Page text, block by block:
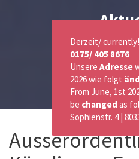
Derzeit/ currently!
0175/ 405 8676
Unsere Adresse
2026 wie folgt
From June, 1st
be changed as
Sophienstr. 4 |